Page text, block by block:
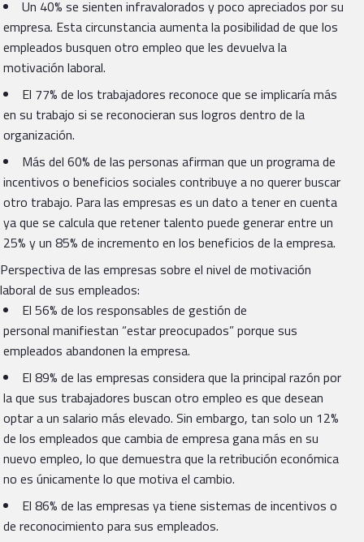
Un 40% se sienten infravalorados y poco apreciados por su
empresa. Esta circunstancia aumenta la posibilidad de que los
empleados busquen otro empleo que les devuelva la
motivación laboral.
El 77% de los trabajadores reconoce que se implicaría más
en su trabajo si se reconocieran sus logros dentro de la
organización.
Más del 60% de las personas afirman que un programa de
incentivos o beneficios sociales contribuye a no querer buscar
otro trabajo. Para las empresas es un dato a tener en cuenta
ya que se calcula que retener talento puede generar entre un
25% y un 85% de incremento en los beneficios de la empresa.
Perspectiva de las empresas sobre el nivel de motivación
laboral de sus empleados:
El 56% de los responsables de gestión de
personal manifiestan “estar preocupados” porque sus
empleados abandonen la empresa.
El 89% de las empresas considera que la principal razón por
la que sus trabajadores buscan otro empleo es que desean
optar a un salario más elevado. Sin embargo, tan solo un 12%
de los empleados que cambia de empresa gana más en su
nuevo empleo, lo que demuestra que la retribución económica
no es únicamente lo que motiva el cambio.
El 86% de las empresas ya tiene sistemas de incentivos o
de reconocimiento para sus empleados.